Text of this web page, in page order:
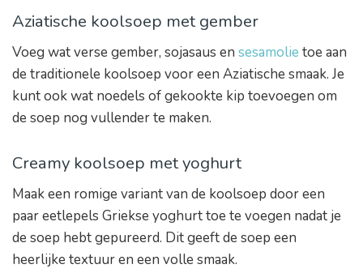
Aziatische koolsoep met gember
Voeg wat verse gember, sojasaus en sesamolie toe aan
de traditionele koolsoep voor een Aziatische smaak. Je
kunt ook wat noedels of gekookte kip toevoegen om
de soep nog vullender te maken.
Creamy koolsoep met yoghurt
Maak een romige variant van de koolsoep door een
paar eetlepels Griekse yoghurt toe te voegen nadat je
de soep hebt gepureerd. Dit geeft de soep een
heerlijke textuur en een volle smaak.